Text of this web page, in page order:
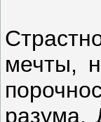
мечты,
разума.